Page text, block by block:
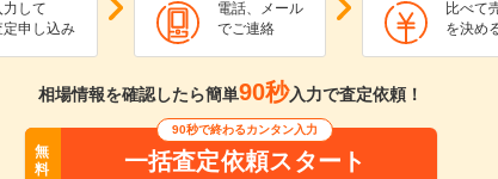
力して
定申し込み
電話、メール
でご連絡
比べて
を決め
相場情報を確認したら簡単90秒入力で査定依頼！
無
料
90秒で終わるカンタン入力
一括査定依頼スタート